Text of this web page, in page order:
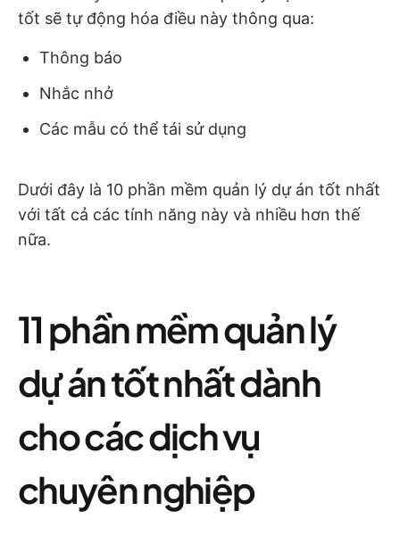
tốt sẽ tự động hóa điều này thông qua:
Thông báo
Nhắc nhở
Các mẫu có thể tái sử dụng
Dưới đây là 10 phần mềm quản lý dự án tốt nhất
với tất cả các tính năng này và nhiều hơn thế
nữa.
11 phần mềm quản lý
dự án tốt nhất dành
cho các dịch vụ
chuyên nghiệp